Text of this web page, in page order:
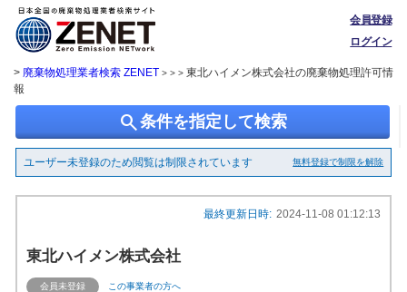
会員登録
ログイン
> 廃棄物処理業者検索 ZENET > > > 東北ハイメン株式会社の廃棄物処理許可情
報
search条件を指定して検索
ユーザー未登録のため閲覧は制限されています 無料登録で制限を解除
最終更新日時: 2024-11-08 01:12:13
東北ハイメン株式会社
会員未登録 この事業者の方へ